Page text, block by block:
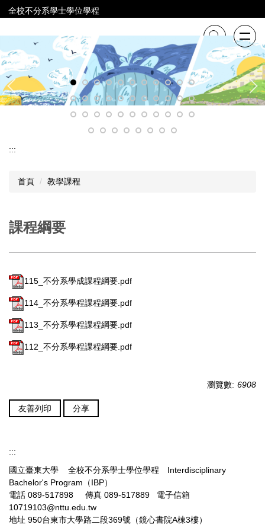
跳
到
內
容
區
全校不分系學士學位學程
:::
首頁 教學課程
課程綱要
115_不分系學成課程綱要.pdf
114_不分系學程課程綱要.pdf
113_不分系學程課程綱要.pdf
112_不分系學程課程綱要.pdf
瀏覽數: 6908
友善列印 分享
:::
國立臺東大學 全校不分系學士學位學程 Interdisciplinary
Bachelor's Program（IBP）
電話 089-517898 傳真 089-517889 電子信箱
10719103@nttu.edu.tw
地址 950台東市大學路二段369號（鏡心書院A棟3樓）